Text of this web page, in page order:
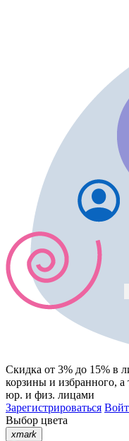
Скидка от 3% до 15% в
корзины и избранного, а
юр. и физ. лицами
Зарегистрироваться
Выбор цвета
xmark